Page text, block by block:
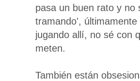
pasa un buen rato y no
tramando',
jugando allí, no sé con
meten.
También están